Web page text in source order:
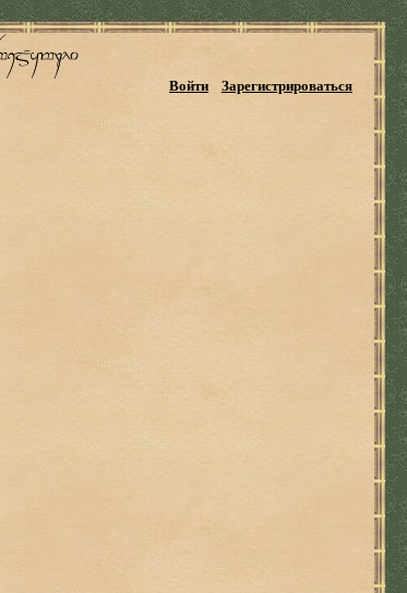
Войти Зарегистрироваться